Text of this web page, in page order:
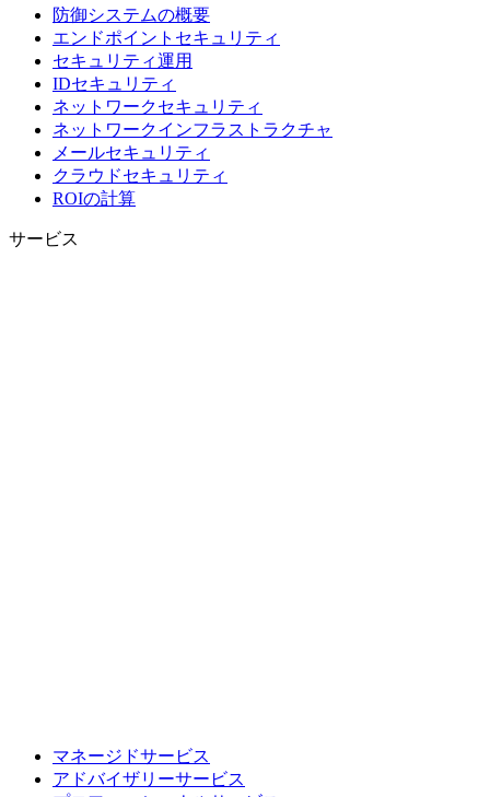
防御システムの概要
エンドポイントセキュリティ
セキュリティ運用
IDセキュリティ
ネットワークセキュリティ
ネットワークインフラストラクチャ
メールセキュリティ
クラウドセキュリティ
ROIの計算
サービス
マネージドサービス
アドバイザリーサービス